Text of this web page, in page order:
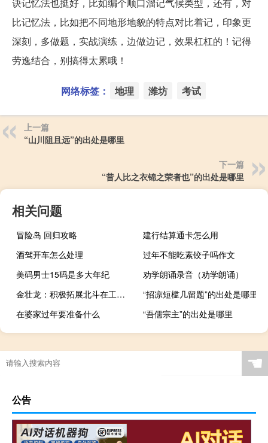
比记忆法，比如把不同地形地貌的特点对比着记，印象更
深刻，多做题，实战演练，边做边记，效果杠杠的！记得
劳逸结合，别搞得太累哦！
网络标签： 地理 潍坊 考试
上一篇
“山川阻且远”的出处是哪里
下一篇
“昔人比之衣锦之荣者也”的出处是哪里
相关问题
冒险岛 回归攻略
建行结算通卡怎么用
酒驾开车怎么处理
过年不能吃素饺子吗作文
美码男士15码是多大年纪
劝学朗诵录音（劝学朗诵）
金壮龙：积极拓展北斗在工业互联网、物联网、车联网等新兴领域应用
“招凉短槛几留题”的出处是哪里
在婆家过年要准备什么
“吾儒宗主”的出处是哪里
☚
公告